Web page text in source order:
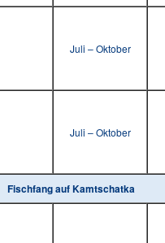
Juli – Oktober
Juli – Oktober
Fischfang auf Kamtschatka